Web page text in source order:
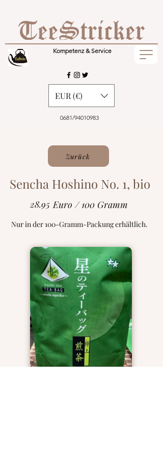
Kompetenz & Service
0681/94010983
EUR (€)
Zurück
Sencha Hoshino No. 1, bio
28.95 Euro / 100 Gramm
Nur in der 100-Gramm-Packung erhältlich.